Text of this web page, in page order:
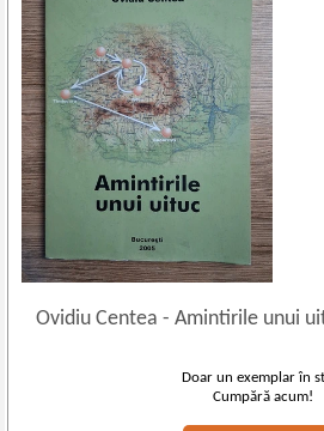
Ovidiu Centea- Amintirile unui
Doar un exemplar în
Cumpără acum!